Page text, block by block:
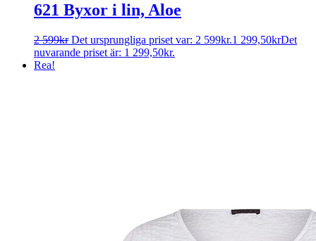
621 Byxor i lin, Aloe
2 599kr Det ursprungliga priset var: 2 599kr.1 299,50krDet
nuvarande priset är: 1 299,50kr.
Rea!